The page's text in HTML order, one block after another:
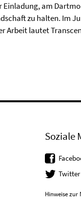
am
zu halten. Im
Arbeit lautet
Soziale
Twitter
Hinweise zur